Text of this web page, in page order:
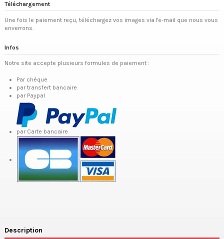
Téléchargement
Une fois le paiement reçu, téléchargez vos images via l'e-mail que nous vous
enverrons.
Infos
Notre site accepte plusieurs formules de paiement :
Par chèque
par transfert bancaire
par Paypal
par Carte bancaire
Description